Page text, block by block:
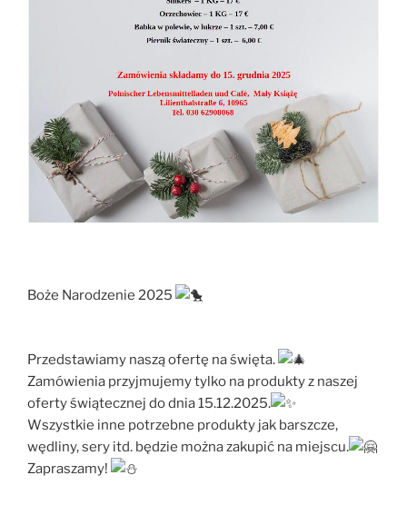
Boże Narodzenie 2025
Przedstawiamy naszą ofertę na święta.
Zamówienia przyjmujemy tylko na produkty z naszej
oferty świątecznej do dnia 15.12.2025.
Wszystkie inne potrzebne produkty jak barszcze,
wędliny, sery itd. będzie można zakupić na miejscu.
Zapraszamy!